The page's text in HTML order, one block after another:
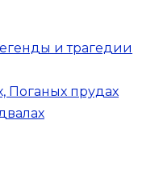
и трагедии
Поганых прудах